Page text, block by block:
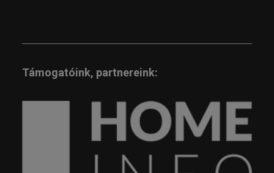
Támogatóink, partnereink: